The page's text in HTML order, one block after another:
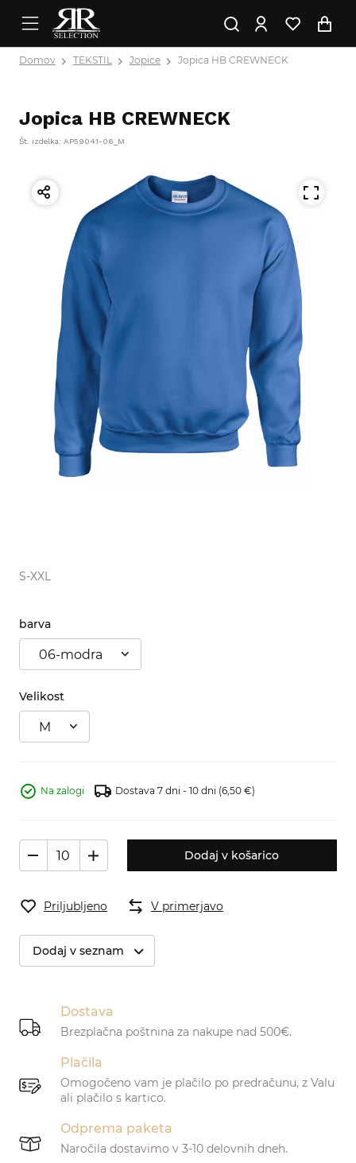
Domov TEKSTIL Jopice Jopica HB CREWNECK
Jopica HB CREWNECK
Št. izdelka: AP59041-06_M
S-XXL
barva
06-modra
Velikost
M
Na zalogi Dostava 7 dni - 10 dni (6,50 €)
Dodaj v košarico
Priljubljeno V primerjavo
Dodaj v seznam
Dostava
Brezplačna poštnina za nakupe nad 500€.
Plačila
Omogočeno vam je plačilo po predračunu, z Valu
ali plačilo s kartico.
Odprema paketa
Naročila dostavimo v 3-10 delovnih dneh.